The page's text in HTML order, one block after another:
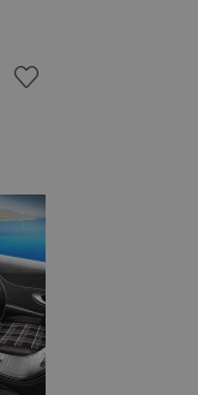
aan
verlanglijst